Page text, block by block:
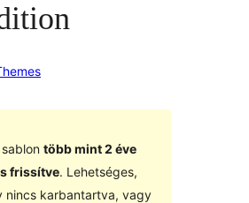
sablon több mint 2 éve
frissítve. Lehetséges,
nincs karbantartva, vagy